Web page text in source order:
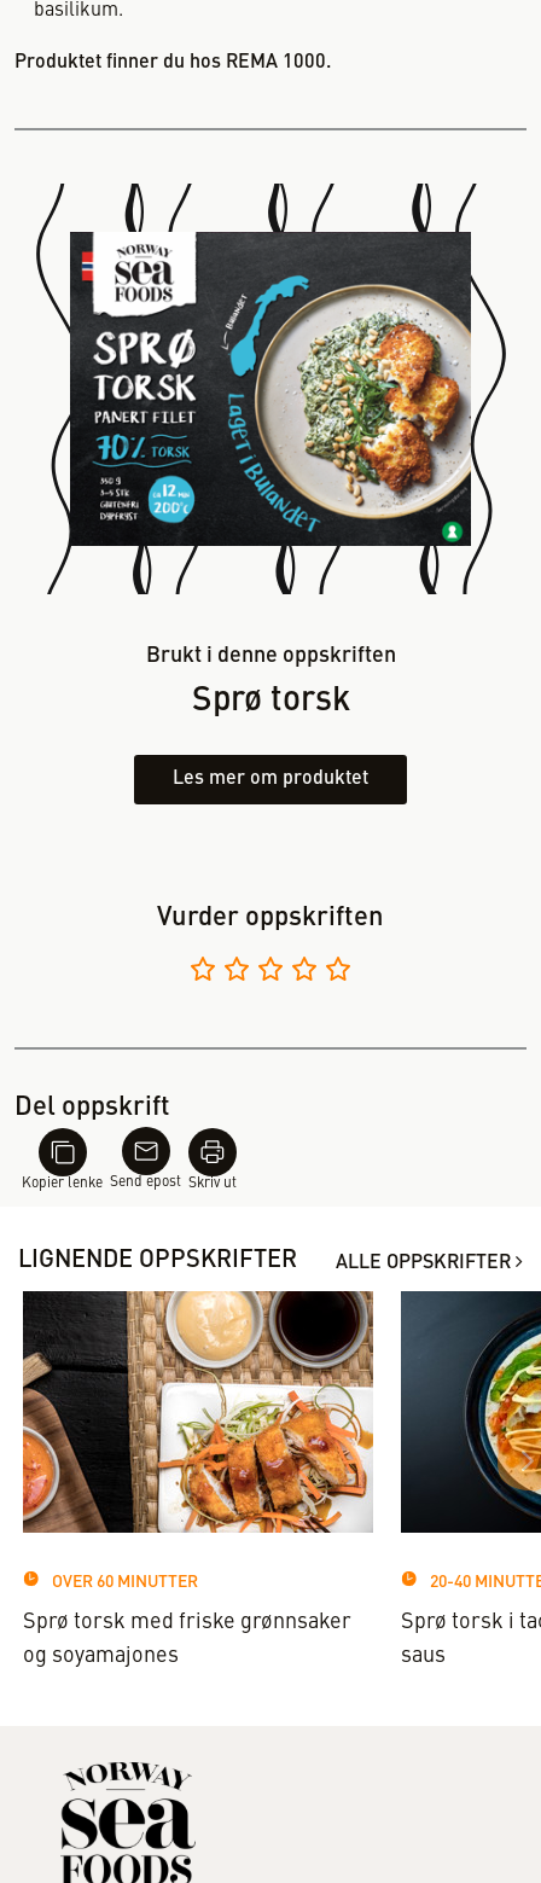
basilikum.
Produktet finner du hos REMA 1000.
Brukt i denne oppskriften
Sprø torsk
Les mer om produktet
Vurder oppskriften
Del oppskrift
Kopier lenke Send epost Skriv ut
LIGNENDE OPPSKRIFTER ALLE OPPSKRIFTER
OVER 60 MINUTTER
Sprø torsk med friske grønnsaker
og soyamajones
20-40
Sprø torsk i
saus